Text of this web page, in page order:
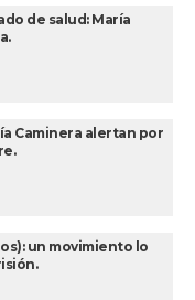
de salud: María
Caminera alertan por
un movimiento lo